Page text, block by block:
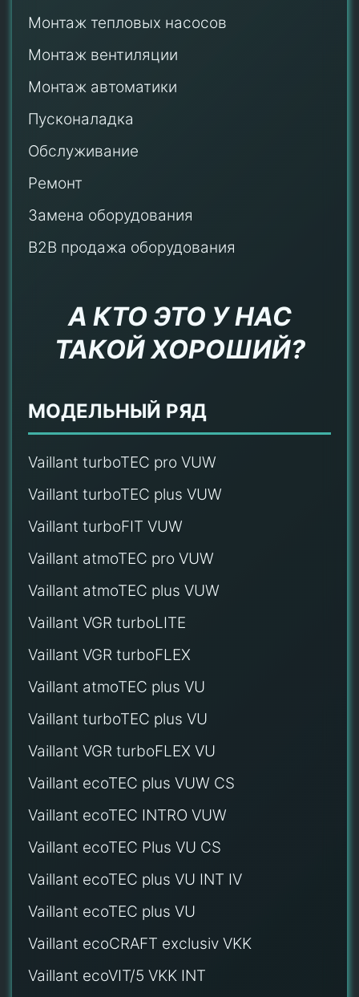
Монтаж тепловых насосов
Монтаж вентиляции
Монтаж автоматики
Пусконаладка
Обслуживание
Ремонт
Замена оборудования
B2B продажа оборудования
А КТО ЭТО У НАС
ТАКОЙ ХОРОШИЙ?
МОДЕЛЬНЫЙ РЯД
Vaillant turboTEC pro VUW
Vaillant turboTEC plus VUW
Vaillant turboFIT VUW
Vaillant atmoTEC pro VUW
Vaillant atmoTEC plus VUW
Vaillant VGR turboLITE
Vaillant VGR turboFLEX
Vaillant atmoTEC plus VU
Vaillant turboTEC plus VU
Vaillant VGR turboFLEX VU
Vaillant ecoTEC plus VUW CS
Vaillant ecoTEC INTRO VUW
Vaillant ecoTEC Plus VU CS
Vaillant ecoTEC plus VU INT IV
Vaillant ecoTEC plus VU
Vaillant ecoCRAFT exclusiv VKK
Vaillant ecoVIT/5 VKK INT